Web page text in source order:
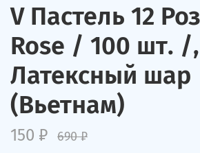
V Пастель 12
Rose / 100 шт. /,
Латексный шар
(Вьетнам)
150 ₽ 690 ₽